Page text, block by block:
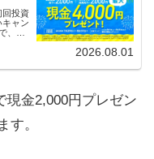
回投資
ャン
、使
2026.08.01
現金2,000円プレゼン
す。